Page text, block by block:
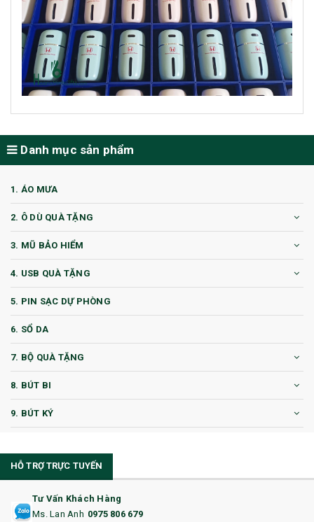
Danh mục sản phẩm
1. ÁO MƯA
2. Ô DÙ QUÀ TẶNG
3. MŨ BẢO HIỂM
4. USB QUÀ TẶNG
5. PIN SẠC DỰ PHÒNG
6. SỔ DA
7. BỘ QUÀ TẶNG
8. BÚT BI
9. BÚT KÝ
11. CỐC/BÌNH GIỮ NHIỆT
12. BÌNH NƯỚC
HỖ TRỢ TRỰC TUYẾN
Tư Vấn Khách Hàng
Ms. Lan Anh 0975 806 679